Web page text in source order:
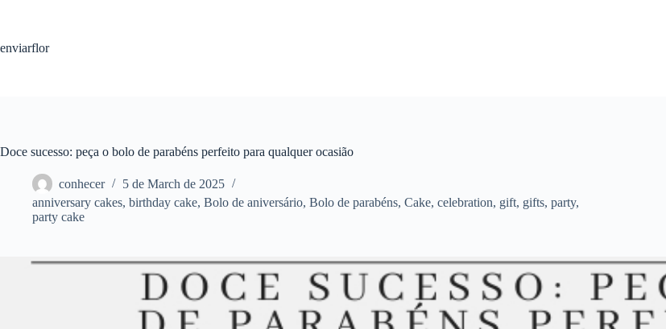
i
e
enviarflor
Doce sucesso: peça o bolo de parabéns perfeito para qualquer ocasião
conhecer
5 de March de 2025
anniversary cakes, birthday cake, Bolo de aniversário, Bolo de parabéns, Cake, celebration, gift, gifts, party,
party cake